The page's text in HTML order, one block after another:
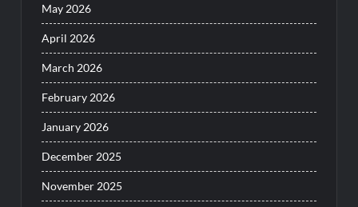
May 2026
April 2026
March 2026
February 2026
January 2026
December 2025
November 2025